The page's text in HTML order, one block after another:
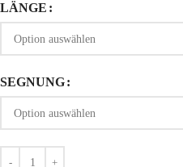
LÄNGE
SEGNUNG